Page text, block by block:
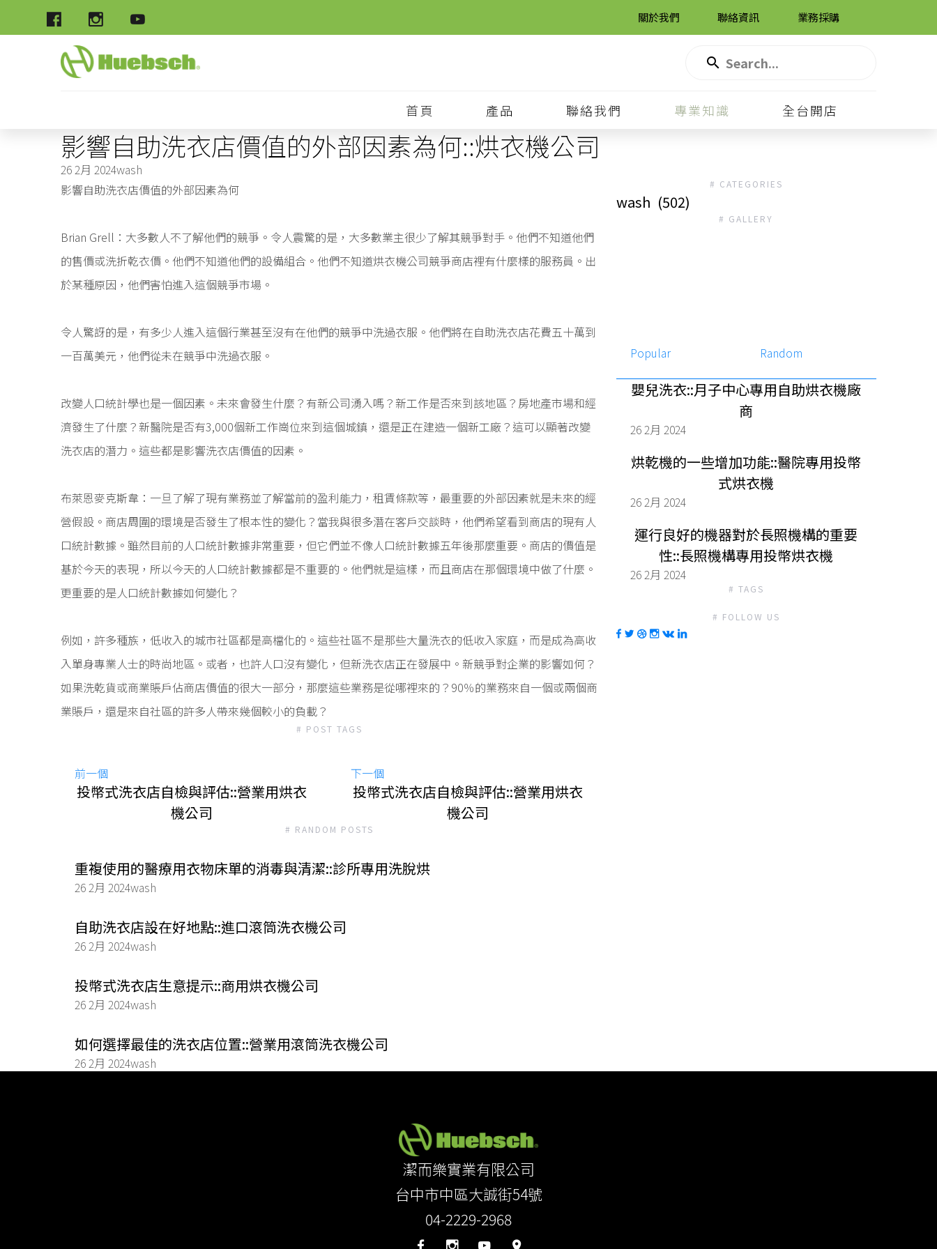
關於我們 聯絡資訊 業務採購
首頁 產品 聯絡我們 專業知識 全台開店
影響自助洗衣店價值的外部因素為何::烘衣機公司
26 2月 2024wash
影響自助洗衣店價值的外部因素為何
Brian Grell：大多數人不了解他們的競爭。令人震驚的是，大多數業主很少了解其競爭對手。他們不知道他們
的售價或洗折乾衣價。他們不知道他們的設備組合。他們不知道烘衣機公司競爭商店裡有什麼樣的服務員。出
於某種原因，他們害怕進入這個競爭市場。
令人驚訝的是，有多少人進入這個行業甚至沒有在他們的競爭中洗過衣服。他們將在自助洗衣店花費五十萬到
一百萬美元，他們從未在競爭中洗過衣服。
改變人口統計學也是一個因素。未來會發生什麼？有新公司湧入嗎？新工作是否來到該地區？房地產市場和經
濟發生了什麼？新醫院是否有3,000個新工作崗位來到這個城鎮，還是正在建造一個新工廠？這可以顯著改變
洗衣店的潛力。這些都是影響洗衣店價值的因素。
布萊恩麥克斯韋：一旦了解了現有業務並了解當前的盈利能力，租賃條款等，最重要的外部因素就是未來的經
營假設。商店周圍的環境是否發生了根本性的變化？當我與很多潛在客戶交談時，他們希望看到商店的現有人
口統計數據。雖然目前的人口統計數據非常重要，但它們並不像人口統計數據五年後那麼重要。商店的價值是
基於今天的表現，所以今天的人口統計數據都是不重要的。他們就是這樣，而且商店在那個環境中做了什麼。
更重要的是人口統計數據如何變化？
例如，許多種族，低收入的城市社區都是高檔化的。這些社區不是那些大量洗衣的低收入家庭，而是成為高收
入單身專業人士的時尚地區。或者，也許人口沒有變化，但新洗衣店正在發展中。新競爭對企業的影響如何？
如果洗乾貨或商業賬戶佔商店價值的很大一部分，那麼這些業務是從哪裡來的？90％的業務來自一個或兩個商
業賬戶，還是來自社區的許多人帶來幾個較小的負載？
# POST TAGS
前一個
投幣式洗衣店自檢與評估::營業用烘衣
機公司
下一個
投幣式洗衣店自檢與評估::營業用烘衣
機公司
# RANDOM POSTS
重複使用的醫療用衣物床單的消毒與清潔::診所專用洗脫烘
26 2月 2024wash
自助洗衣店設在好地點::進口滾筒洗衣機公司
26 2月 2024wash
投幣式洗衣店生意提示::商用烘衣機公司
26 2月 2024wash
如何選擇最佳的洗衣店位置::營業用滾筒洗衣機公司
26 2月 2024wash
# CATEGORIES
wash (502)
# GALLERY
Popular Random
嬰兒洗衣::月子中心專用自助烘衣機廠
商
26 2月 2024
烘乾機的一些增加功能::醫院專用投幣
式烘衣機
26 2月 2024
運行良好的機器對於長照機構的重要
性::長照機構專用投幣烘衣機
26 2月 2024
# TAGS
# FOLLOW US
潔而樂實業有限公司
台中市中區大誠街54號
04-2229-2968